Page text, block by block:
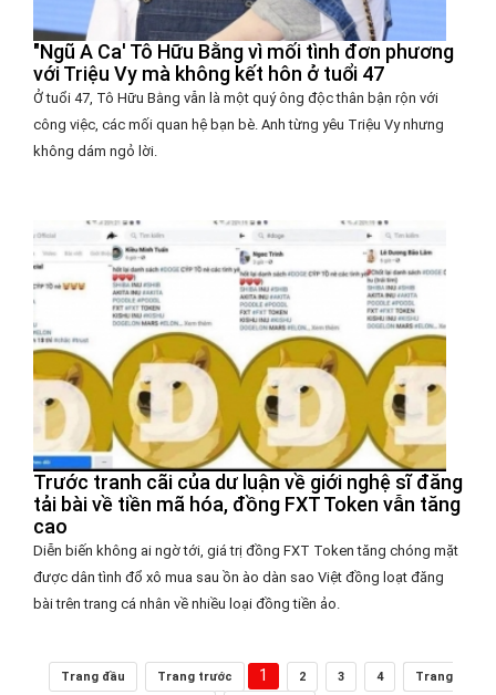
"Ngũ A Ca' Tô Hữu Bằng vì mối tình đơn phương
với Triệu Vy mà không kết hôn ở tuổi 47
Ở tuổi 47, Tô Hữu Bằng vẫn là một quý ông độc thân bận rộn với
công việc, các mối quan hệ bạn bè. Anh từng yêu Triệu Vy nhưng
không dám ngỏ lời.
Trước tranh cãi của dư luận về giới nghệ sĩ đăng
tải bài về tiền mã hóa, đồng FXT Token vẫn tăng
cao
Diễn biến không ai ngờ tới, giá trị đồng FXT Token tăng chóng mặt
được dân tình đổ xô mua sau ồn ào dàn sao Việt đồng loạt đăng
bài trên trang cá nhân về nhiều loại đồng tiền ảo.
Trang đầu Trang trước 1 2 3 4
Trang